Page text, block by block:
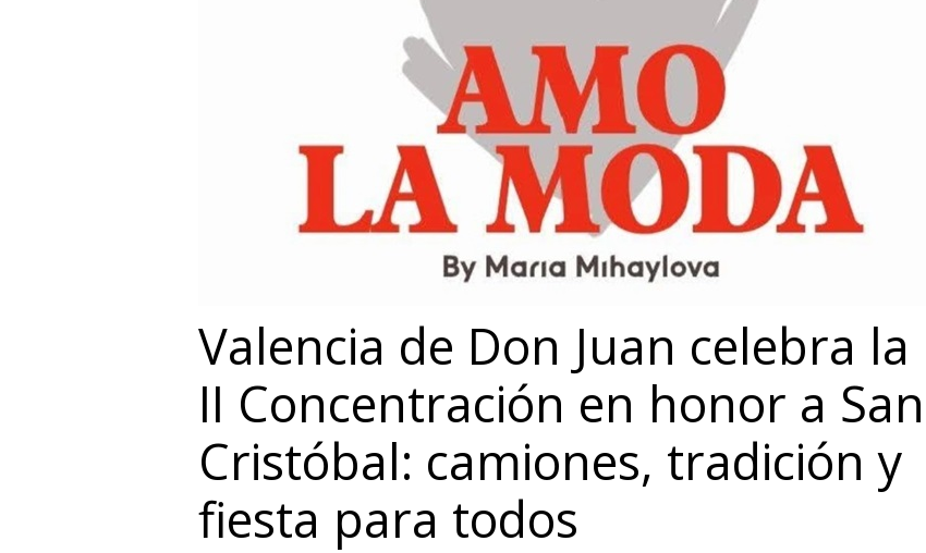
Valencia de Don Juan celebra la
II Concentración en honor a San
Cristóbal: camiones, tradición y
fiesta para todos